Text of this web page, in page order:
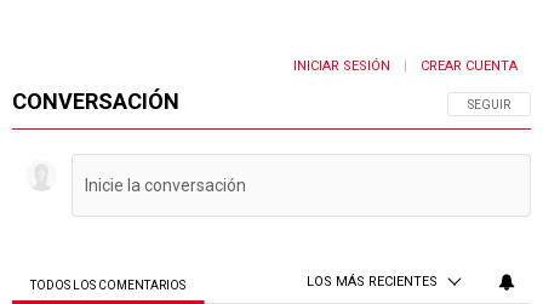
CONVERSACIÓN SIGA ESTA
SEGUIR
INICIAR SESIÓN CREAR CUENTA
TODOS LOS COMENTARIOS LOS MÁS RECIENTES